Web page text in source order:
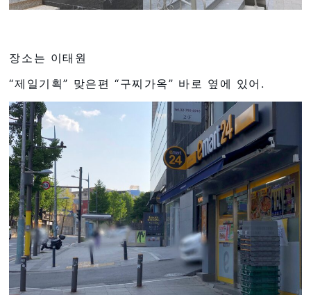
장소는 이태원
“제일기획” 맞은편 “구찌가옥” 바로 옆에 있어.